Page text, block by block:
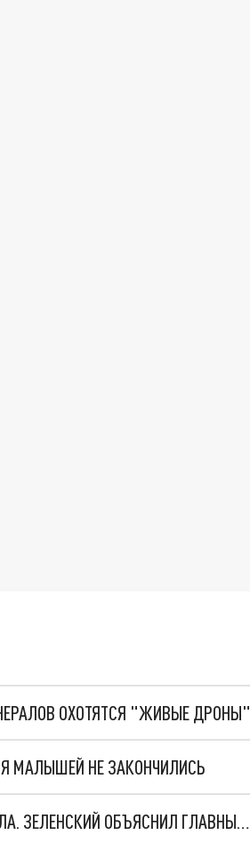
ОХОТЯТСЯ "ЖИВЫЕ ДРОНЫ"
МАЛЫШЕЙ НЕ ЗАКОНЧИЛИСЬ
"МЫ ВАС ЗАСТАВИМ": ЖУТКИЕ ДЕТАЛИ ОХОТЫ НА ГЕНЕРАЛА. ЗЕЛЕНСКИЙ ОБЪЯСНИЛ ГЛАВНЫЙ СМЫСЛ ТЕРАКТА В ЦЕНТРЕ МОСКВЫ